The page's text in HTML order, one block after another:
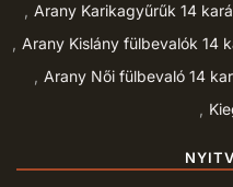
Arany Karikagyűrűk 14
Arany Kislány fülbevalók 14
Arany Női fülbevaló 14